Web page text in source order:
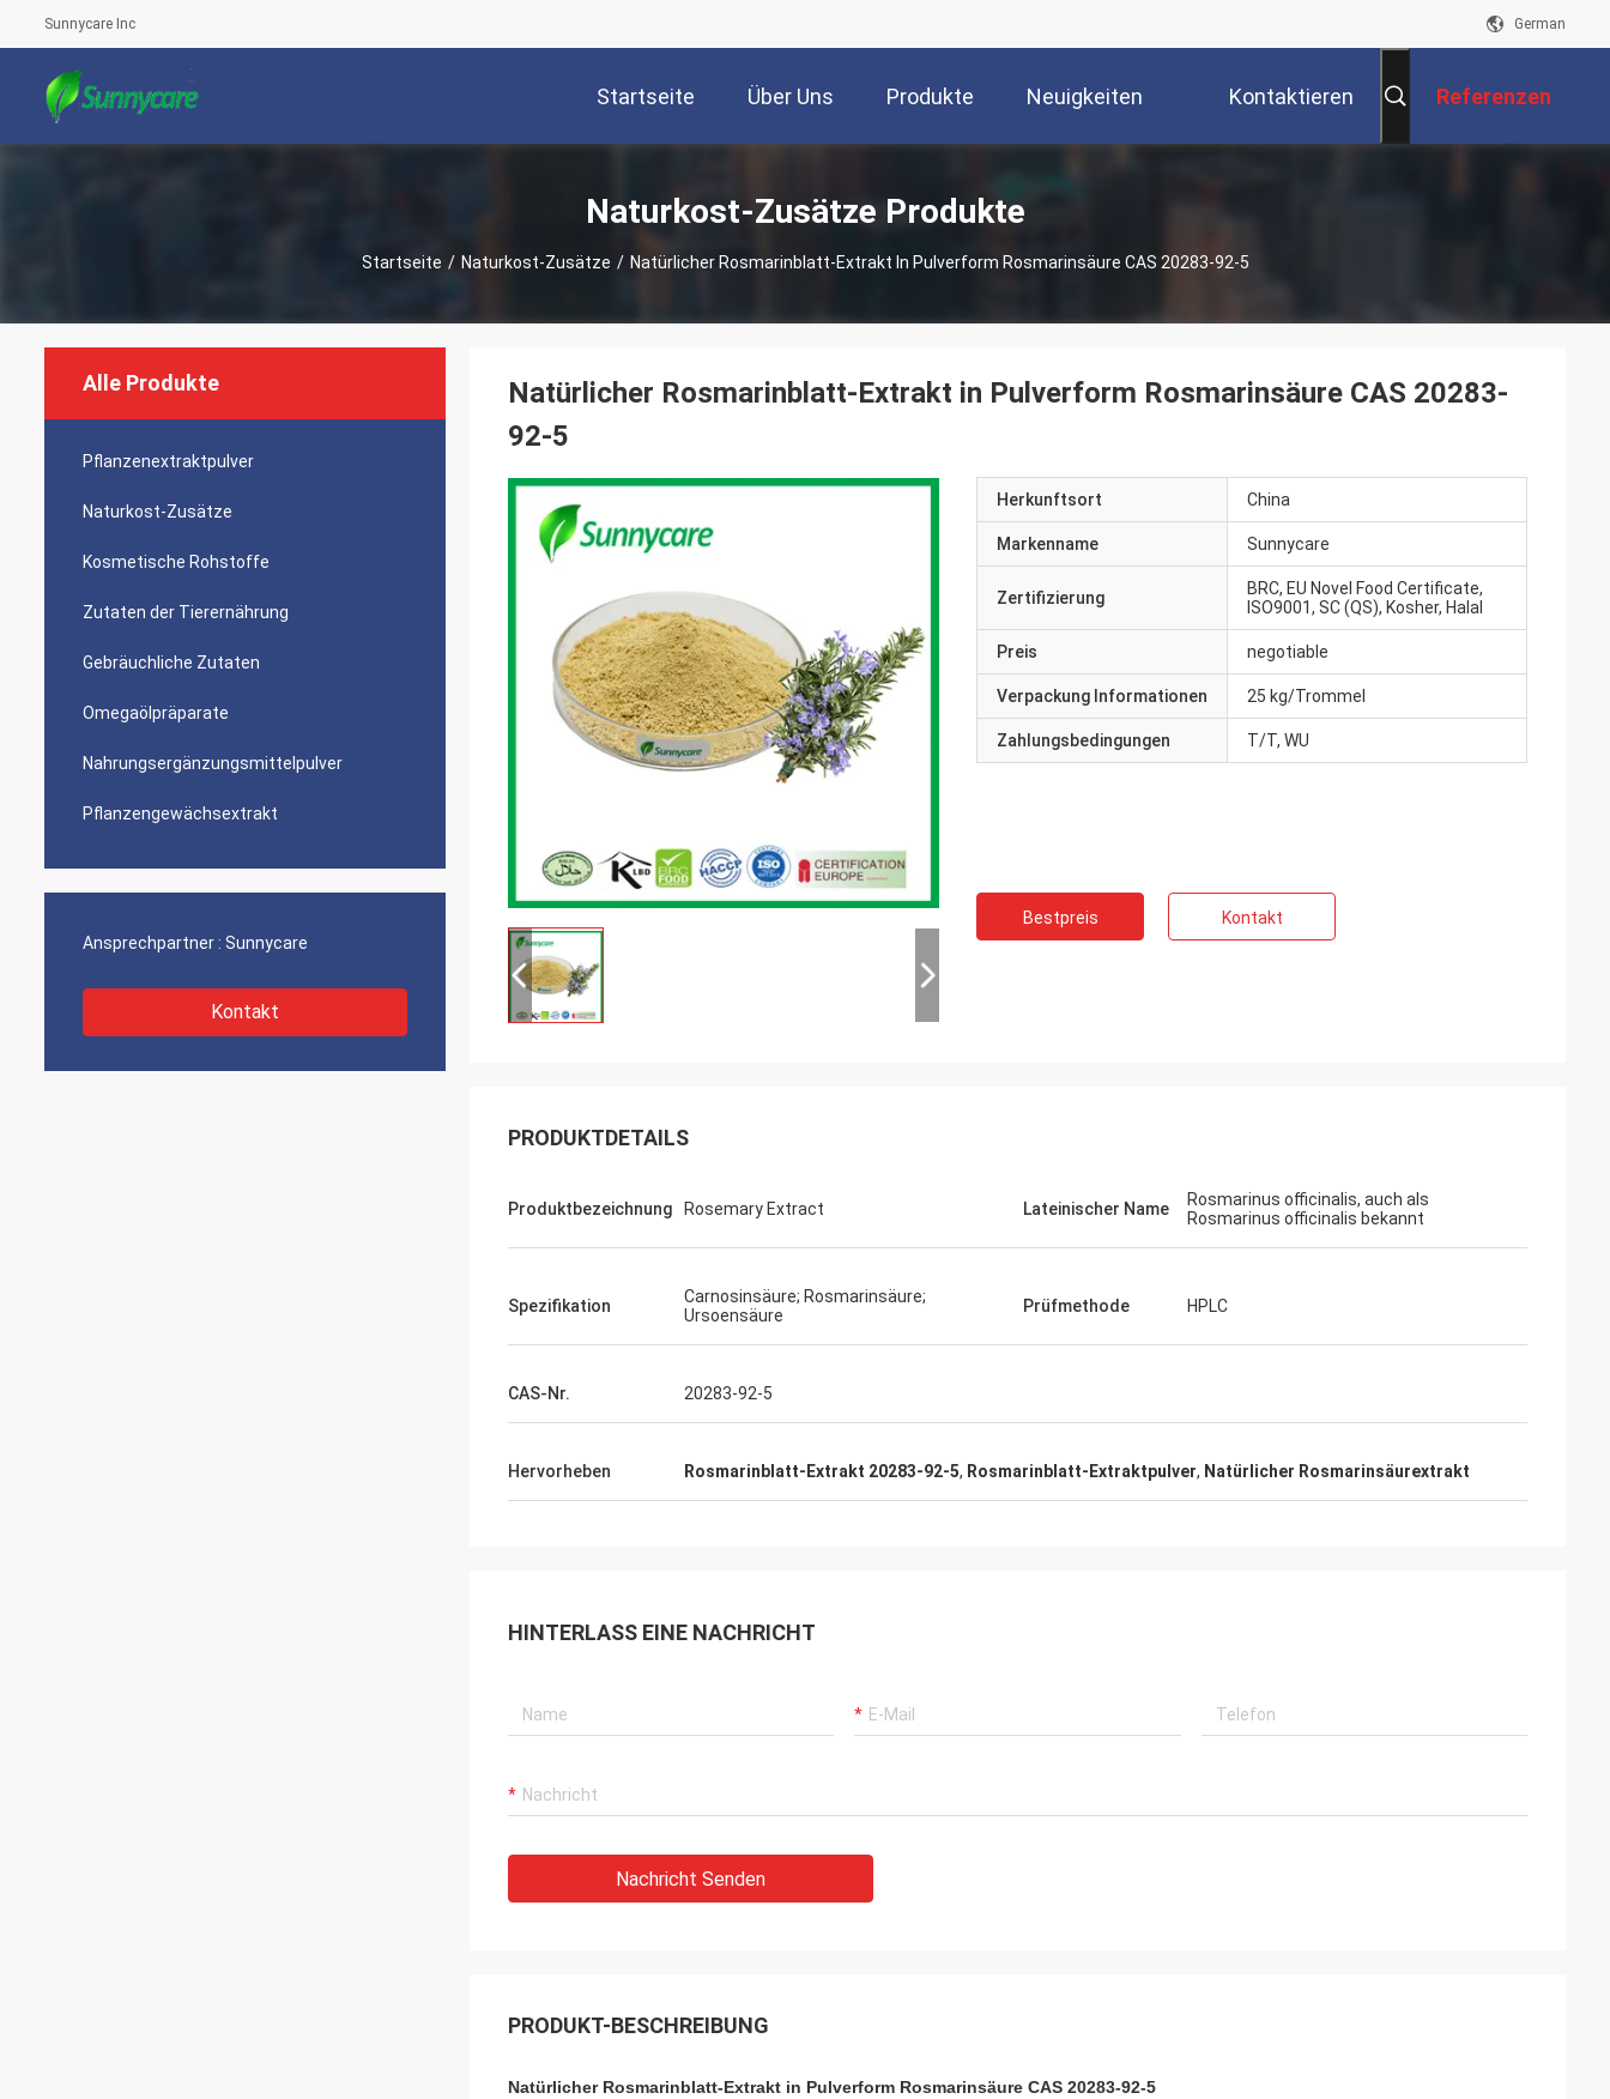
Sunnycare Inc German
Startseite Über Uns Produkte Neuigkeiten Kontaktieren Referenzen
Naturkost-Zusätze Produkte
Startseite / Naturkost-Zusätze / Natürlicher Rosmarinblatt-Extrakt In Pulverform Rosmarinsäure CAS 20283-92-5
Alle Produkte
Pflanzenextraktpulver
Naturkost-Zusätze
Kosmetische Rohstoffe
Zutaten der Tierernährung
Gebräuchliche Zutaten
Omegaölpräparate
Nahrungsergänzungsmittelpulver
Pflanzengewächsextrakt
Ansprechpartner : Sunnycare
Kontakt
Natürlicher Rosmarinblatt-Extrakt in Pulverform Rosmarinsäure CAS 20283-
92-5
Herkunftsort China
Markenname Sunnycare
Zertifizierung
BRC, EU Novel Food Certificate,
ISO9001, SC (QS), Kosher, Halal
Preis negotiable
Verpackung Informationen 25 kg/Trommel
Zahlungsbedingungen T/T, WU
Bestpreis Kontakt
PRODUKTDETAILS
Produktbezeichnung Rosemary Extract Lateinischer Name
Rosmarinus officinalis, auch als
Rosmarinus officinalis bekannt
Spezifikation
Carnosinsäure; Rosmarinsäure;
Ursoensäure
Prüfmethode HPLC
CAS-Nr. 20283-92-5
Hervorheben Rosmarinblatt-Extrakt 20283-92-5, Rosmarinblatt-Extraktpulver, Natürlicher Rosmarinsäurextrakt
HINTERLASS EINE NACHRICHT
Nachricht Senden
PRODUKT-BESCHREIBUNG
Natürlicher Rosmarinblatt-Extrakt in Pulverform Rosmarinsäure CAS 20283-92-5